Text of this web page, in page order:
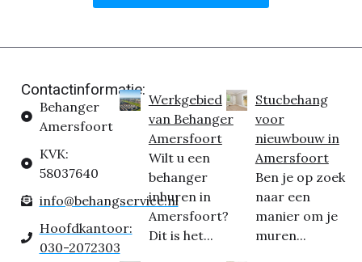
Contactinformatie:
Behanger
Amersfoort
KVK:
58037640
info@behangservice.nl
Hoofdkantoor:
030-2072303
Werkgebied
van Behanger
Amersfoort
Wilt u een
behanger
inhuren in
Amersfoort?
Dit is het...
Stucbehang
voor
nieuwbouw in
Amersfoort
Ben je op zoek
naar een
manier om je
muren...